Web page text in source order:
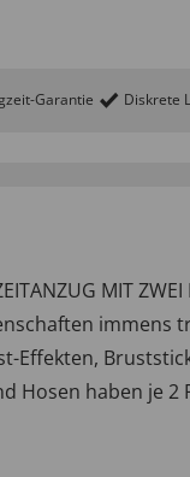
Garantie Diskrete
MIT
immens
Effekten,
Hosen haben je 2